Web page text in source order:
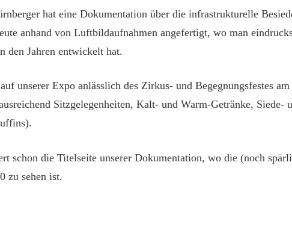
hat eine Dokumentation über die infrastrukturelle
anhand von Luftbildaufnahmen angefertigt, wo man
den Jahren entwickelt hat.
unserer Expo anlässlich des Zirkus- und Begegnungsfestes
Sitzgelegenheiten, Kalt- und Warm-Getränke, Siede-
schon die Titelseite unserer Dokumentation, wo die (noch
zu sehen ist.